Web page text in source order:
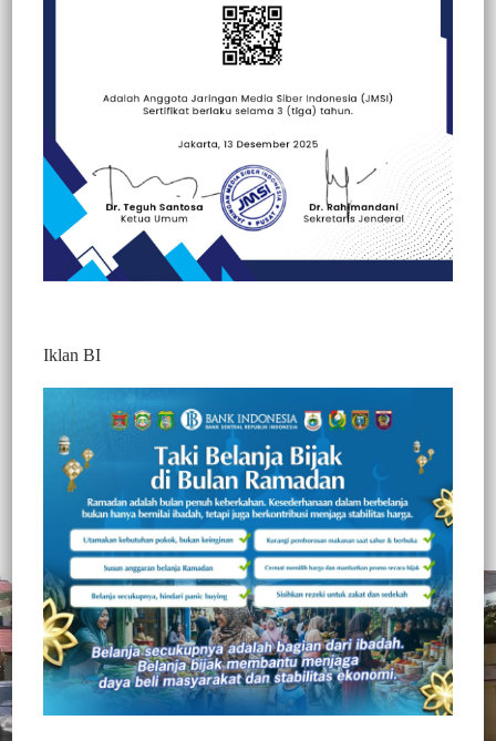
BERITA VIDEO : PELAKU
PENGANIAYAAN DI POSKO CALON
BUPATI TANA TORAJA DIRINGKUS
POLISI
Redaksi Jurnaltivi
0 Min Baca
Rabu, 21 Oktober 2020
302
Iklan BI